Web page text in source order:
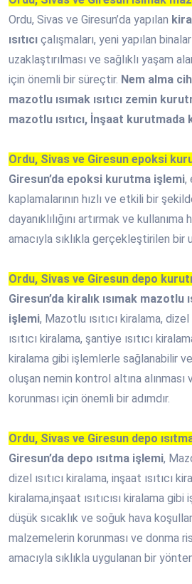
Ordu, Sivas ve Giresun’da yapılan
ısıtıcı çalışmaları, yeni yapılan
uzaklaştırılması ve sağlıklı yaşam
için önemli bir süreçtir. Nem alma
mazotlu ısımak ısıtıcı zemin
mazotlu ısıtıcı, İnşaat kurutmada
Ordu, Sivas ve Giresun epoksi
Giresun’da epoksi kurutma işlemi,
kaplamalarının hızlı ve etkili bir
dayanıklılığını artırmak ve
amacıyla sıklıkla gerçekleştirilen bir
Ordu, Sivas ve Giresun depo
Giresun’da kiralık ısımak mazotlu
işlemi, Mazotlu ısıtıcı kiralama, dizel
ısıtıcı kiralama, şantiye ısıtıcı
kiralama gibi işlemlerle sağlanabilir
oluşan nemin kontrol altına alınması
korunması için önemli bir adımdır.
Ordu, Sivas ve Giresun depo
Giresun’da depo ısıtma işlemi,
dizel ısıtıcı kiralama, inşaat ısıtıcı
kiralama,inşaat ısıtıcısı kiralama
düşük sıcaklık ve soğuk hava
malzemelerin korunması ve donma
amacıyla sıklıkla uygulanan bir